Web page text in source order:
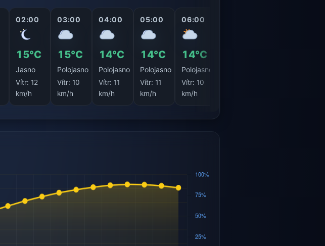
02:00
15°C
Jasno
Vítr:12
km/h
03:00
15°C
Polojasno
Vítr:10
km/h
04:00
14°C
Polojasno
Vítr:11
km/h
05:00
14°C
Polojasno
Vítr:11
km/h
06:00
14°C
Polojasno
Vítr: 10
km/h